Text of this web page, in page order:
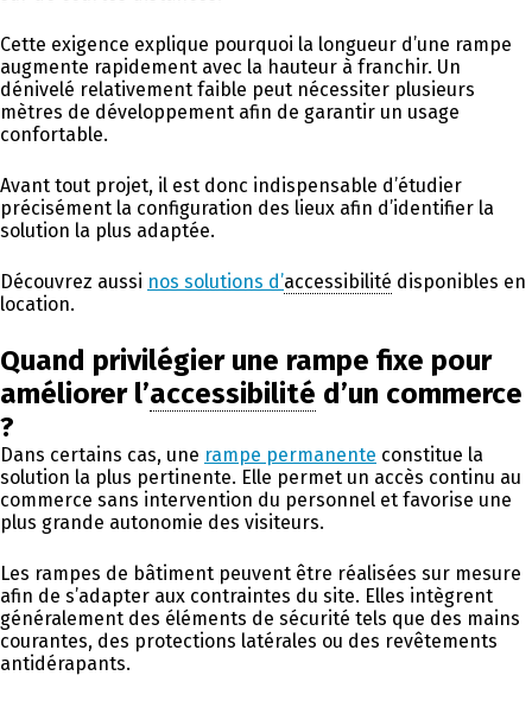
Cette exigence explique pourquoi la longueur d’une rampe
augmente rapidement avec la hauteur à franchir. Un
dénivelé relativement faible peut nécessiter plusieurs
mètres de développement afin de garantir un usage
confortable.
Avant tout projet, il est donc indispensable d’étudier
précisément la configuration des lieux afin d’identifier la
solution la plus adaptée.
Découvrez aussi nos solutions d’accessibilité disponibles en
location.
Quand privilégier une rampe fixe pour
améliorer l’accessibilité d’un commerce
?
Dans certains cas, une rampe permanente constitue la
solution la plus pertinente. Elle permet un accès continu au
commerce sans intervention du personnel et favorise une
plus grande autonomie des visiteurs.
Les rampes de bâtiment peuvent être réalisées sur mesure
afin de s’adapter aux contraintes du site. Elles intègrent
généralement des éléments de sécurité tels que des mains
courantes, des protections latérales ou des revêtements
antidérapants.